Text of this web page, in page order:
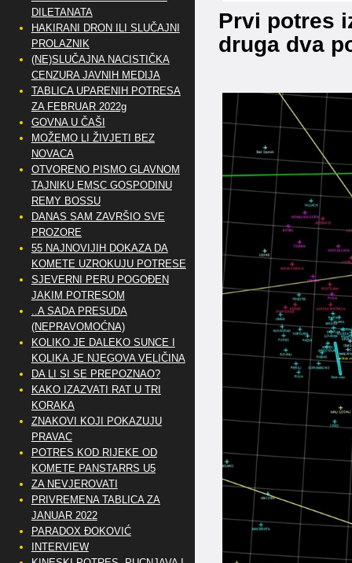
Prvi potres
druga dva
DILETANATA
HAKIRANI DRON ILI SLUČAJNI
PROLAZNIK
(NE)SLUČAJNA NACISTIČKA
CENZURA JAVNIH MEDIJA
TABLICA UPARENIH POTRESA
ZA FEBRUAR 2022g
GOVNA U ČAŠI
MOŽEMO LI ŽIVJETI BEZ
NOVACA
OTVORENO PISMO GLAVNOM
TAJNIKU EMSC GOSPODINU
REMY BOSSU
DANAS SAM ZAVRŠIO SVE
PROZORE
55 NAJNOVIJIH DOKAZA DA
KOMETE UZROKUJU POTRESE
SJEVERNI PERU POGOĐEN
JAKIM POTRESOM
..A SADA PRESUDA
(NEPRAVOMOĆNA)
KOLIKO JE DALEKO SUNCE I
KOLIKA JE NJEGOVA VELIČINA
DA LI SI SE PREPOZNAO?
KAKO IZAZVATI RAT U TRI
KORAKA
ZNAKOVI KOJI POKAZUJU
PRAVAC
POTRES KOD RIJEKE OD
KOMETE PANSTARRS U5
ZA NEVJEROVATI
PRIVREMENA TABLICA ZA
JANUAR 2022
PARADOX ĐOKOVIĆ
INTERVIEW